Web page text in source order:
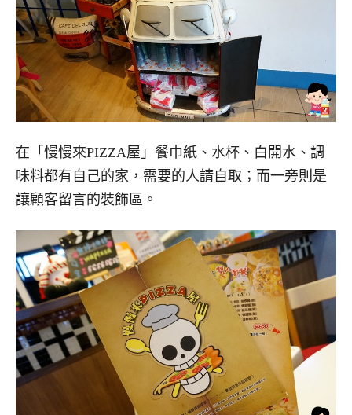
在「慢慢來PIZZA屋」餐巾紙、水杯、白開水、調
味料都有自己的家，需要的人請自取；而一旁則是
讓顧客留言的裝飾區。